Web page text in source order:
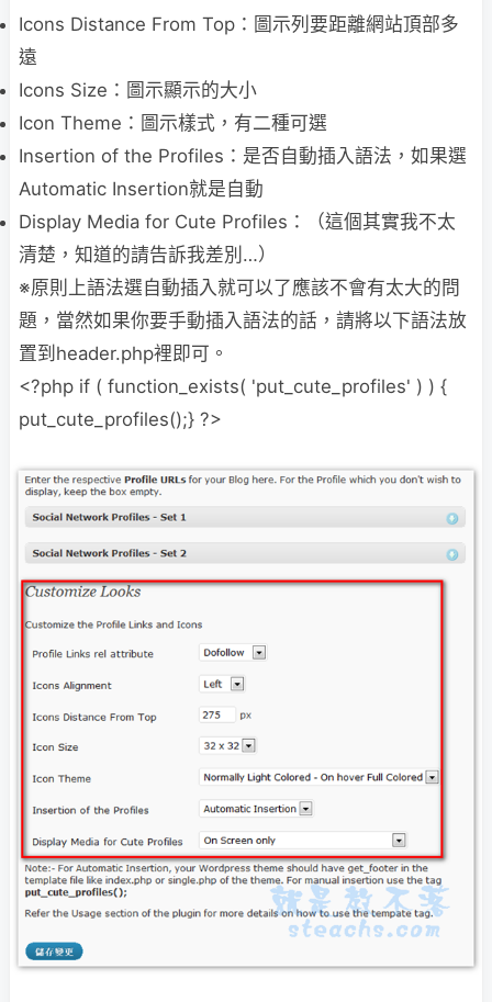
Icons Distance From Top：圖示列要距離網站頂部多
遠
Icons Size：圖示顯示的大小
Icon Theme：圖示樣式，有二種可選
Insertion of the Profiles：是否自動插入語法，如果選
Automatic Insertion就是自動
Display Media for Cute Profiles：（這個其實我不太
清楚，知道的請告訴我差別…）
※原則上語法選自動插入就可以了應該不會有太大的問
題，當然如果你要手動插入語法的話， 請將以下語法放
置到header.php裡即可。
<?php if ( function_exists( 'put_cute_profiles' ) ) {
put_cute_profiles();} ?>